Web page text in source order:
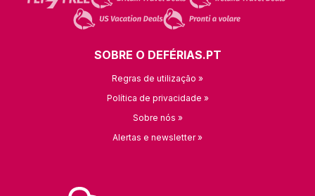
SOBRE O DEFÉRIAS.PT
Regras de utilização »
Política de privacidade »
Sobre nós »
Alertas e newsletter »